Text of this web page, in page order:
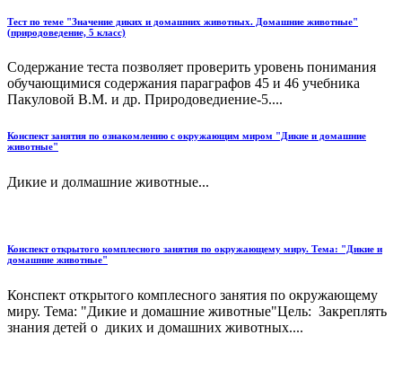
Тест по теме "Значение диких и домашних животных. Домашние животные"
(природоведение, 5 класс)
Содержание теста позволяет проверить уровень понимания
обучающимися содержания параграфов 45 и 46 учебника
Пакуловой В.М. и др. Природоведиение-5....
Конспект занятия по ознакомлению с окружающим миром "Дикие и домашние
животные"
Дикие и долмашние животные...
Конспект открытого комплесного занятия по окружающему миру. Тема: "Дикие и
домашние животные"
Конспект открытого комплесного занятия по окружающему
миру. Тема: "Дикие и домашние животные"Цель: Закреплять
знания детей о диких и домашних животных....